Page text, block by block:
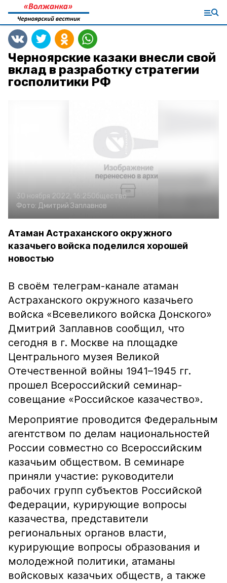
Черноярские казаки внесли свой
вклад в разработку стратегии
госполитики РФ
30 ноября 2022, 16:25Общество
Фото: Дмитрий Заплавнов
Атаман Астраханского окружного
казачьего войска поделился хорошей
новостью
В своём телеграм-канале атаман
Астраханского окружного казачьего
войска «Всевеликого войска Донского»
Дмитрий Заплавнов сообщил, что
сегодня в г. Москве на площадке
Центрального музея Великой
Отечественной войны 1941–1945 гг.
прошел Всероссийский семинар-
совещание «Российское казачество».
Мероприятие проводится Федеральным
агентством по делам национальностей
России совместно со Всероссийским
казачьим обществом. В семинаре
приняли участие: руководители
рабочих групп субъектов Российской
Федерации, курирующие вопросы
казачества, представители
региональных органов власти,
курирующие вопросы образования и
молодежной политики, атаманы
войсковых казачьих обществ, а также